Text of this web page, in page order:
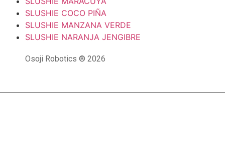
SLUSHIE COCO PIÑA
SLUSHIE MANZANA VERDE
SLUSHIE NARANJA JENGIBRE
Osoji Robotics ® 2026